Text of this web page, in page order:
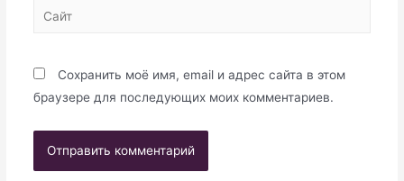
Сайт
Сохранить моё имя, email и адрес сайта в этом
браузере для последующих моих комментариев.